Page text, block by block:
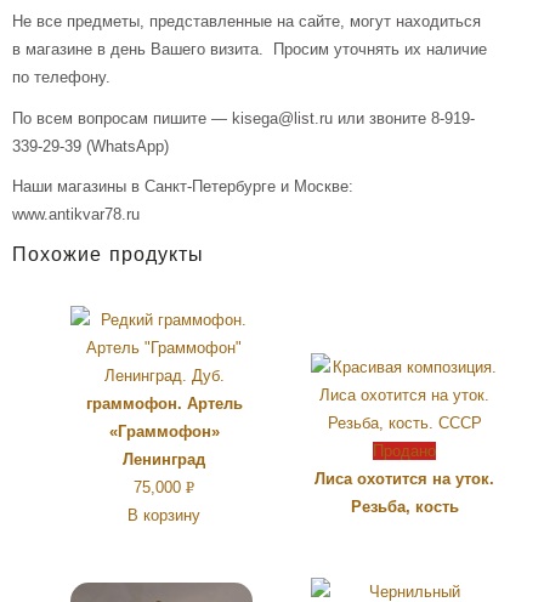
Не все предметы, представленные на сайте, могут находиться
в магазине в день Вашего визита. Просим уточнять их наличие
по телефону.
По всем вопросам пишите — kisega@list.ru или звоните 8-919-
339-29-39 (WhatsApp)
Наши магазины в Санкт-Петербурге и Москве:
www.antikvar78.ru
Похожие продукты
граммофон. Артель
«Граммофон»
Ленинград
75,000 Р
УБ.
В корзину
Продано
Лиса охотится на уток.
Резьба, кость